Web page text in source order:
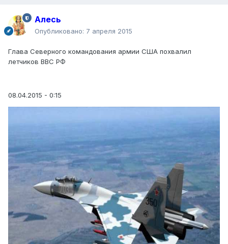
Алесь
Опубликовано: 7 апреля 2015
Глава Северного командования армии США похвалил
летчиков ВВС РФ
08.04.2015 - 0:15